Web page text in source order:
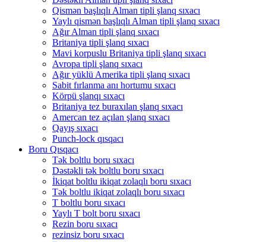
Qismən başlıqlı Alman tipli şlanq sıxacı
Yaylı qismən başlıqlı Alman tipli şlanq sıxacı
Ağır Alman tipli şlanq sıxacı
Britaniya tipli şlanq sıxacı
Mavi korpuslu Britaniya tipli şlanq sıxacı
Avropa tipli şlanq sıxacı
Ağır yüklü Amerika tipli şlanq sıxacı
Sabit fırlanma anı hortumu sıxacı
Körpü şlanqı sıxacı
Britaniya tez buraxılan şlanq sıxacı
Amercan tez açılan şlanq sıxacı
Qayış sıxacı
Punch-lock qısqacı
Boru Qısqacı
Tək boltlu boru sıxacı
Dəstəkli tək boltlu boru sıxacı
İkiqat boltlu ikiqat zolaqlı boru sıxacı
Tək boltlu ikiqat zolaqlı boru sıxacı
T boltlu boru sıxacı
Yaylı T bolt boru sıxacı
Rezin boru sıxacı
rezinsiz boru sıxacı